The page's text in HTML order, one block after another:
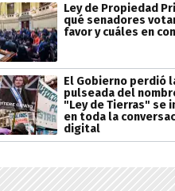
Ley de Propiedad
qué senadores
favor y cuáles en
El Gobierno perdió
pulseada del
"Ley de Tierras" se
en toda la
digital